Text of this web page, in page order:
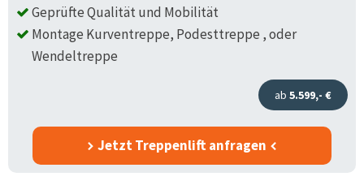
Geprüfte Qualität und Mobilität
Montage Kurventreppe, Podesttreppe , oder
Wendeltreppe
ab 5.599,- €
Jetzt Treppenlift anfragen